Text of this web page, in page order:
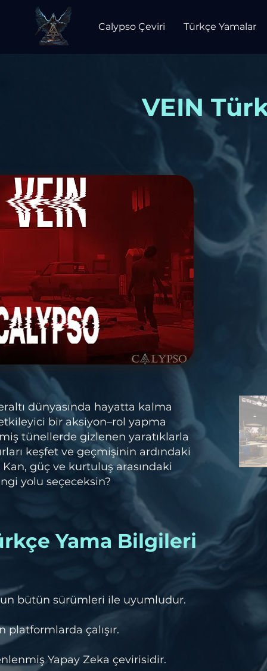
Calypso Çeviri Türkçe Yamalar
VEIN
dünyasında hayatta kalma
bir aksiyon–rol yapma
tünellerde gizlenen yaratıklarla
keşfet ve geçmişinin ardındaki
Kan, güç ve kurtuluş arasındaki
yolu seçeceksin?
Yama Bilgileri
bütün sürümleri ile uyumludur.
platformlarda çalışır.
Yapay Zeka çevirisidir.